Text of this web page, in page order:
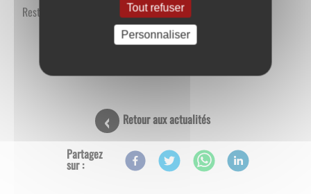
Restauration avec le Food truck "Buns Bunny Tour"
Retour aux actualités
Partagez
sur :
Tout refuser
Personnaliser